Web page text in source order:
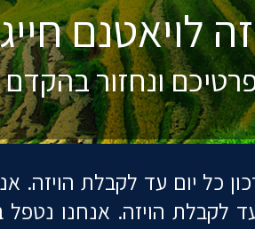
כל יום עד לקבלת הויזה.
לקבלת הויזה. אנחנו
חייגו 072-33-80-
ונחזור בהקדם